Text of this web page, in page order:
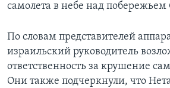
самолета в небе над
По словам представителей
израильский руководитель
ответственность за крушение
Они также подчеркнули, что